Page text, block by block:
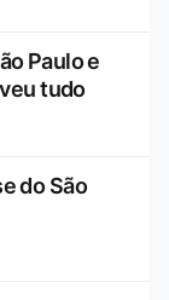
Paulo e
tudo
do São